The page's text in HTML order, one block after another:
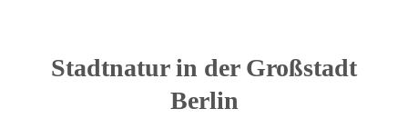
Stadtnatur in der Großstadt
Berlin